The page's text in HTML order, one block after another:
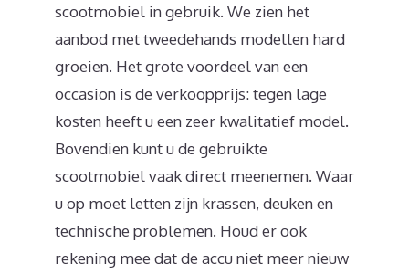
scootmobiel in gebruik. We zien het
aanbod met tweedehands modellen hard
groeien. Het grote voordeel van een
occasion is de verkoopprijs: tegen lage
kosten heeft u een zeer kwalitatief model.
Bovendien kunt u de gebruikte
scootmobiel vaak direct meenemen. Waar
u op moet letten zijn krassen, deuken en
technische problemen. Houd er ook
rekening mee dat de accu niet meer nieuw